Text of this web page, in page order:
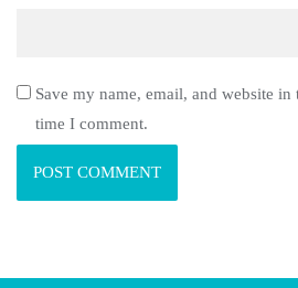
Save my name, email, and website
time I comment.